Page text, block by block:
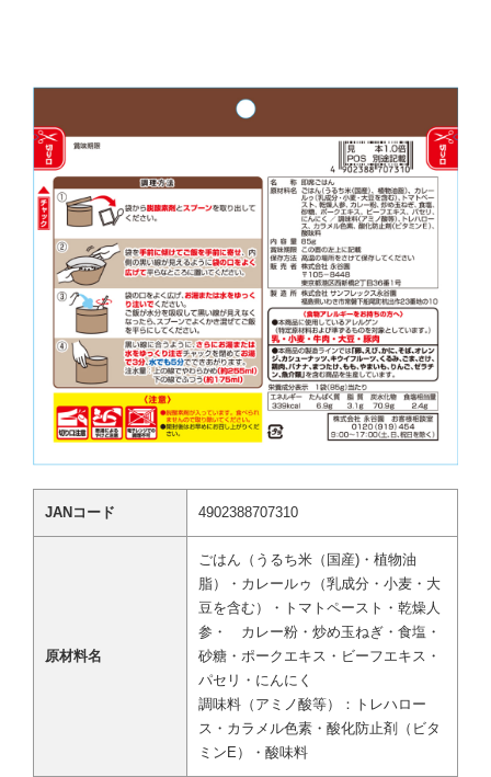
JANコード 4902388707310
原材料名
ごはん（うるち米（国産)・植物油
脂）・カレールゥ（乳成分・小麦・大
豆を含む）・トマトペースト・乾燥人
参・ カレー粉・炒め玉ねぎ・食塩・
砂糖・ポークエキス・ビーフエキス・
パセリ・にんにく
調味料（アミノ酸等）：トレハロー
ス・カラメル色素・酸化防止剤（ビタ
ミンE）・酸味料